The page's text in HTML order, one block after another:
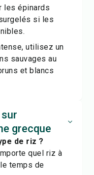
les épinards
si les
utilisez un
sauvages au
et blancs
grecque
de riz ?
quel riz à
temps de